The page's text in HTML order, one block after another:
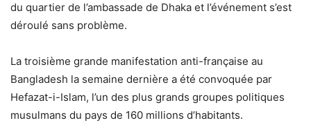
du quartier de l’ambassade de Dhaka et l’événement s’est
déroulé sans problème.
La troisième grande manifestation anti-française au
Bangladesh la semaine dernière a été convoquée par
Hefazat-i-Islam, l’un des plus grands groupes politiques
musulmans du pays de 160 millions d’habitants.